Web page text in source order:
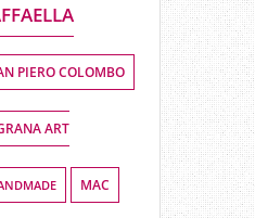
PIERO COLOMBO
ART
MAC